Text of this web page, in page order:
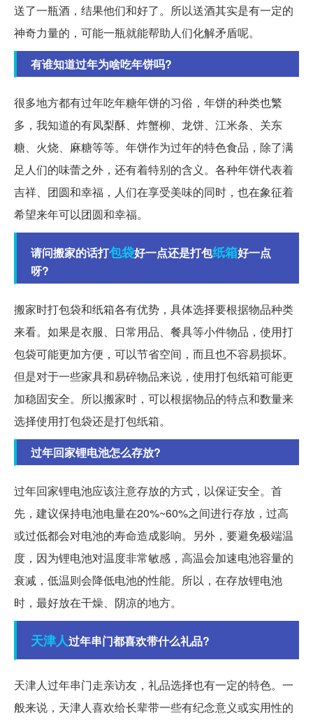
送了一瓶酒，结果他们和好了。所以送酒其实是有一定的
神奇力量的，可能一瓶就能帮助人们化解矛盾呢。
有谁知道过年为啥吃年饼吗?
很多地方都有过年吃年糖年饼的习俗，年饼的种类也繁
多，我知道的有凤梨酥、炸蟹柳、龙饼、江米条、关东
糖、火烧、麻糖等等。年饼作为过年的特色食品，除了满
足人们的味蕾之外，还有着特别的含义。各种年饼代表着
吉祥、团圆和幸福，人们在享受美味的同时，也在象征着
希望来年可以团圆和幸福。
请问搬家的话打包袋好一点还是打包纸箱好一点
呀?
搬家时打包袋和纸箱各有优势，具体选择要根据物品种类
来看。如果是衣服、日常用品、餐具等小件物品，使用打
包袋可能更加方便，可以节省空间，而且也不容易损坏。
但是对于一些家具和易碎物品来说，使用打包纸箱可能更
加稳固安全。所以搬家时，可以根据物品的特点和数量来
选择使用打包袋还是打包纸箱。
过年回家锂电池怎么存放?
过年回家锂电池应该注意存放的方式，以保证安全。首
先，建议保持电池电量在20%~60%之间进行存放，过高
或过低都会对电池的寿命造成影响。另外，要避免极端温
度，因为锂电池对温度非常敏感，高温会加速电池容量的
衰减，低温则会降低电池的性能。所以，在存放锂电池
时，最好放在干燥、阴凉的地方。
天津人过年串门都喜欢带什么礼品?
天津人过年串门走亲访友，礼品选择也有一定的特色。一
般来说，天津人喜欢给长辈带一些有纪念意义或实用性的